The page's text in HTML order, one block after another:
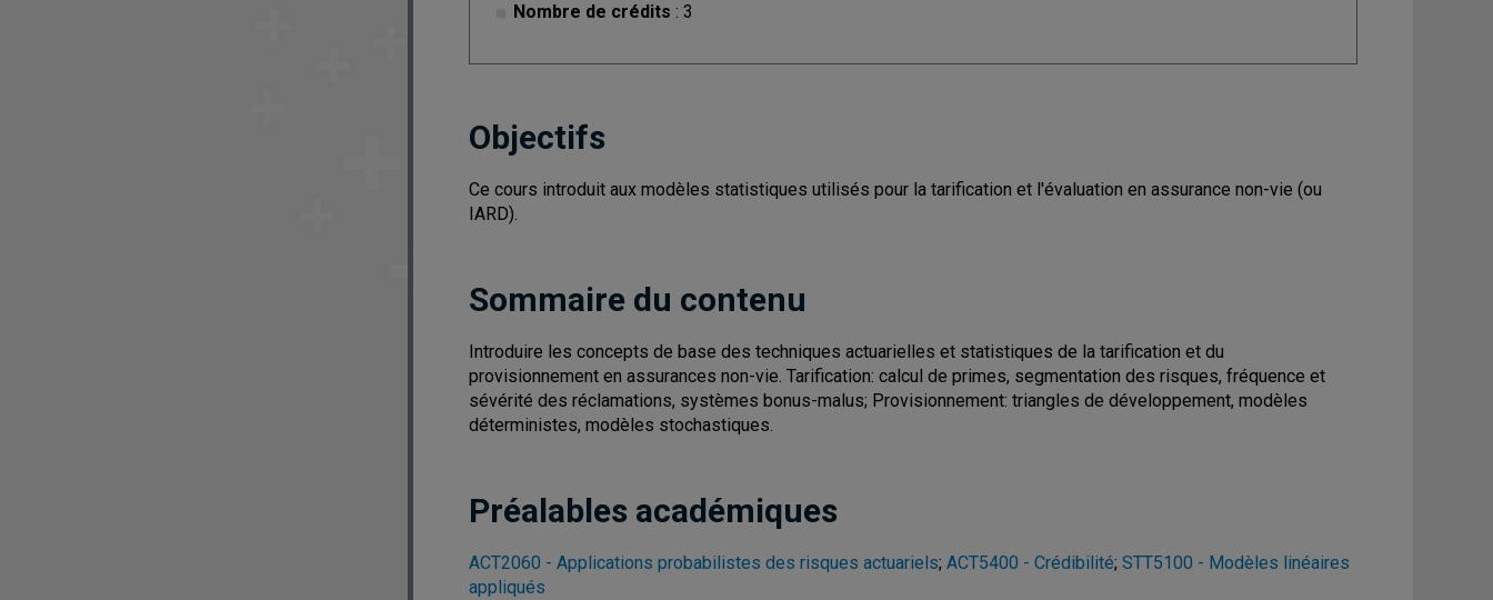
Nombre de crédits : 3
Objectifs
Ce cours introduit aux modèles statistiques utilisés pour la tarification et l'évaluation en assurance non-vie (ou
IARD).
Sommaire du contenu
Introduire les concepts de base des techniques actuarielles et statistiques de la tarification et du
provisionnement en assurances non-vie. Tarification: calcul de primes, segmentation des risques, fréquence et
sévérité des réclamations, systèmes bonus-malus; Provisionnement: triangles de développement, modèles
déterministes, modèles stochastiques.
Préalables académiques
ACT2060 - Applications probabilistes des risques actuariels; ACT5400 - Crédibilité; STT5100 - Modèles linéaires
appliqués